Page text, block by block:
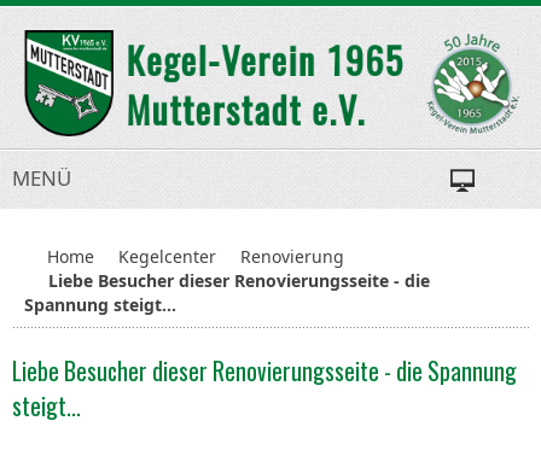
MENÜ
Home Kegelcenter
Renovierung
Liebe Besucher dieser Renovierungsseite - die
Spannung steigt...
Liebe Besucher dieser Renovierungsseite - die Spannung
steigt...